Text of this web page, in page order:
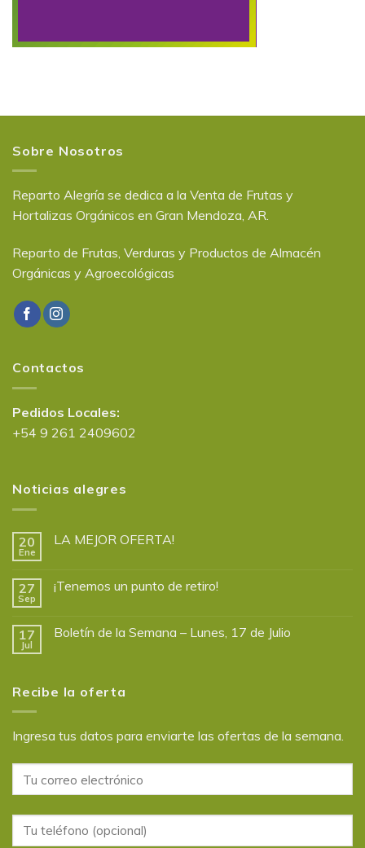
Sobre Nosotros
Reparto Alegría se dedica a la Venta de Frutas y
Hortalizas Orgánicos en Gran Mendoza, AR.
Reparto de Frutas, Verduras y Productos de Almacén
Orgánicas y Agroecológicas
Contactos
Pedidos Locales:
+54 9 261 2409602
Noticias alegres
20
Ene
LA MEJOR OFERTA!
27
Sep
¡Tenemos un punto de retiro!
17
Jul
Boletín de la Semana – Lunes, 17 de Julio
Recibe la oferta
Ingresa tus datos para enviarte las ofertas de la semana.